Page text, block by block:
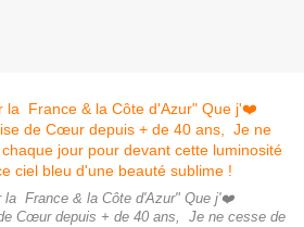
la France & la Côte d'Azur" Que j'❤️
Cœur depuis + de 40 ans, Je ne cesse de